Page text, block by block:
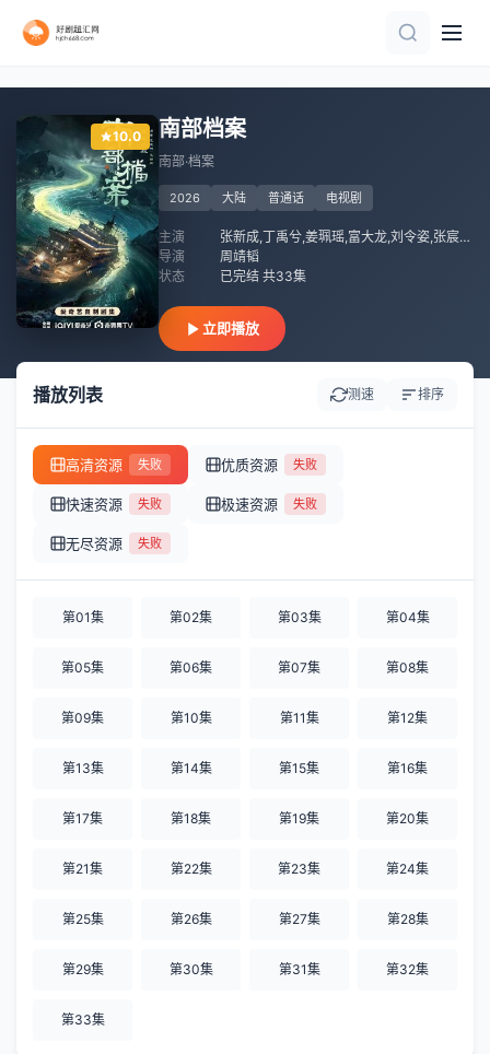
10.0 南部档案
南部·档案
2026 大陆 普通话 电视剧
主演
张新成,丁禹兮,姜珮瑶,富大龙,刘令姿,张宸逍,李欢,姜卓君,徐正溪,韩栋,季肖冰,徐振轩,程相,应灏铭,曲高位,寇振海,佟晨洁,屠显智
导演
周靖韬
状态
已完结 共33集
立即播放
播放列表 测速 排序
高清资源 失败 优质资源 失败
快速资源 失败 极速资源 失败
无尽资源 失败
第01集 第02集 第03集 第04集
第05集 第06集 第07集 第08集
第09集 第10集 第11集 第12集
第13集 第14集 第15集 第16集
第17集 第18集 第19集 第20集
第21集 第22集 第23集 第24集
第25集 第26集 第27集 第28集
第29集 第30集 第31集 第32集
第33集
已完结
更新至第27集
已完结
第10集完结
第5集完结
全集
已完结
第10集完结
第4集完结
全集